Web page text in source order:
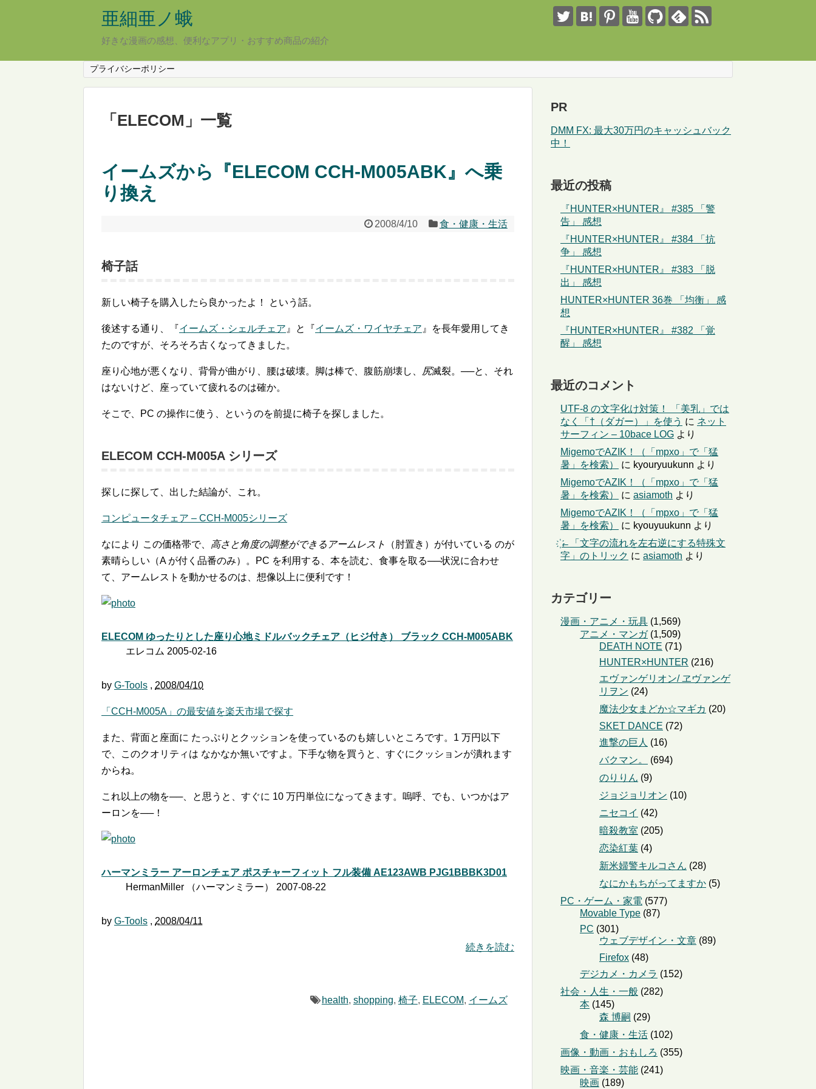
亜細亜ノ蛾
好きな漫画の感想、便利なアプリ・おすすめ商品の紹介
プライバシーポリシー
「 ELECOM 」 一覧
イームズから『ELECOM CCH-M005ABK』へ乗
り換え
2008/4/10 食・健康・生活
椅子話
新しい椅子を購入したら良かったよ！ という話。
後述する通り、『イームズ・シェルチェア 』と『イームズ・ワイヤチェア 』を長年愛用してき
たのですが、そろそろ古くなってきました。
座り心地が悪くなり、背骨が曲がり、腰は破壊。脚は棒で、腹筋崩壊し、 尻滅裂。──と、それ
はないけど、座っていて疲れるのは確か。
そこで、PC の操作に使う、というのを前提に椅子を探しました。
ELECOM CCH-M005A シリーズ
探しに探して、出した結論が、これ。
コンピュータチェア – CCH-M005シリーズ
なにより この価格帯で、 高さと角度の調整ができるアームレスト
（肘置き）が付いている のが
素晴らしい（A が付く品番のみ）。PC を利用する、本を読む、食事を取る──状況に合わせ
て、アームレストを動かせるのは、想像以上に便利です！
ELECOM ゆったりとした座り心地ミドルバックチェア（ヒジ付き） ブラック CCH-M005ABK
エレコム 2005-02-16
by G-Tools , 2008/04/10
「CCH-M005A」の最安値を楽天市場で探す
また、背面と座面に たっぷりとクッションを使っているのも嬉しいところです。1 万円以下
で、このクオリティは なかなか無いですよ。下手な物を買うと、すぐにクッションが潰れます
からね。
これ以上の物を──、と思うと、すぐに 10 万円単位になってきます。嗚呼、でも、いつかはア
ーロンを──！
ハーマンミラー アーロンチェア ポスチャーフィット フル装備 AE123AWB PJG1BBBK3D01
HermanMiller （ハーマンミラー） 2007-08-22
by G-Tools , 2008/04/11
続きを読む
health, shopping, 椅子, ELECOM, イームズ
PR
DMM FX: 最大30万円のキャッシュバック
中！
最近の投稿
『HUNTER×HUNTER』 #385 「警
告」 感想
『HUNTER×HUNTER』 #384 「抗
争」 感想
『HUNTER×HUNTER』 #383 「脱
出」 感想
HUNTER×HUNTER 36巻 「均衡」 感
想
『HUNTER×HUNTER』 #382 「覚
醒」 感想
最近のコメント
UTF-8 の文字化け対策！ 「美乳」では
なく「†（ダガー）」を使う に ネット
サーフィン – 10bace LOG より
MigemoでAZIK！（「mpxo」で「猛
暑」を検索）
に kyouryuukunn より
MigemoでAZIK！（「mpxo」で「猛
暑」を検索）
に asiamoth より
MigemoでAZIK！（「mpxo」で「猛
暑」を検索）
に kyouyuukunn より
҉←「文字の流れを左右逆にする特殊文
字」のトリック に asiamoth より
カテゴリー
漫画・アニメ・玩具 (1,569)
アニメ・マンガ(1,509)
DEATH NOTE (71)
HUNTER×HUNTER (216)
エヴァンゲリオン/ ヱヴァンゲ
リヲン (24)
魔法少女まどか☆マギカ (20)
SKET DANCE (72)
進撃の巨人 (16)
バクマン。
(694)
のりりん (9)
ジョジョリオン (10)
ニセコイ (42)
暗殺教室 (205)
恋染紅葉 (4)
新米婦警キルコさん (28)
なにかもちがってますか (5)
PC・ゲーム・家電 (577)
Movable Type (87)
PC (301)
ウェブデザイン・文章 (89)
Firefox (48)
デジカメ・カメラ (152)
社会・人生・一般 (282)
本 (145)
森 博嗣 (29)
食・健康・生活 (102)
画像・動画・おもしろ (355)
映画・音楽・芸能 (241)
映画 (189)